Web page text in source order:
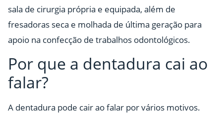
sala de cirurgia própria e equipada, além de
fresadoras seca e molhada de última geração para
apoio na confecção de trabalhos odontológicos.
Por que a dentadura cai ao
falar?
A dentadura pode cair ao falar por vários motivos.